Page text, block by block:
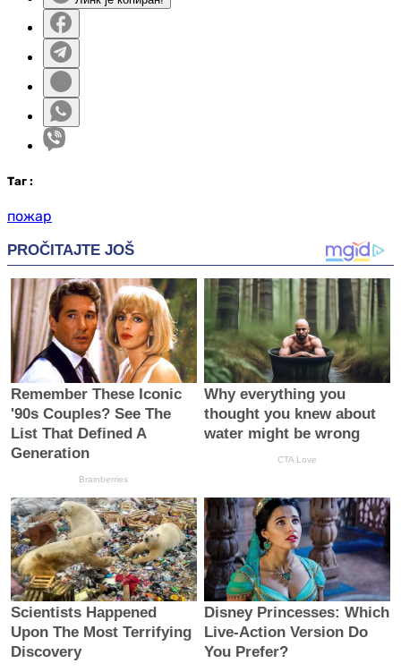
Таг :
пожар